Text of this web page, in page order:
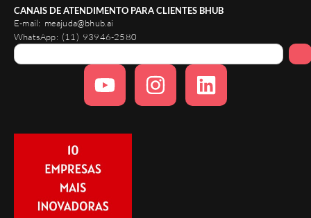
CANAIS DE ATENDIMENTO PARA CLIENTES BHUB
E-mail: meajuda@bhub.ai
WhatsApp: (11) 93946-2580